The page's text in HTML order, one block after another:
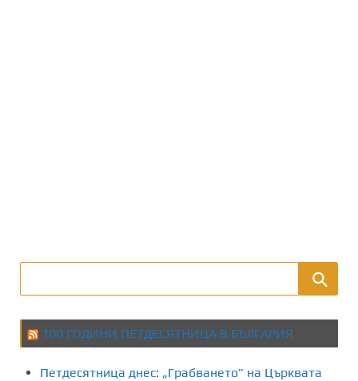
100 ГОДИНИ ПЕТДЕСЯТНИЦА В БЪЛГАРИЯ
Петдесятница днес: „Грабването” на Църквата